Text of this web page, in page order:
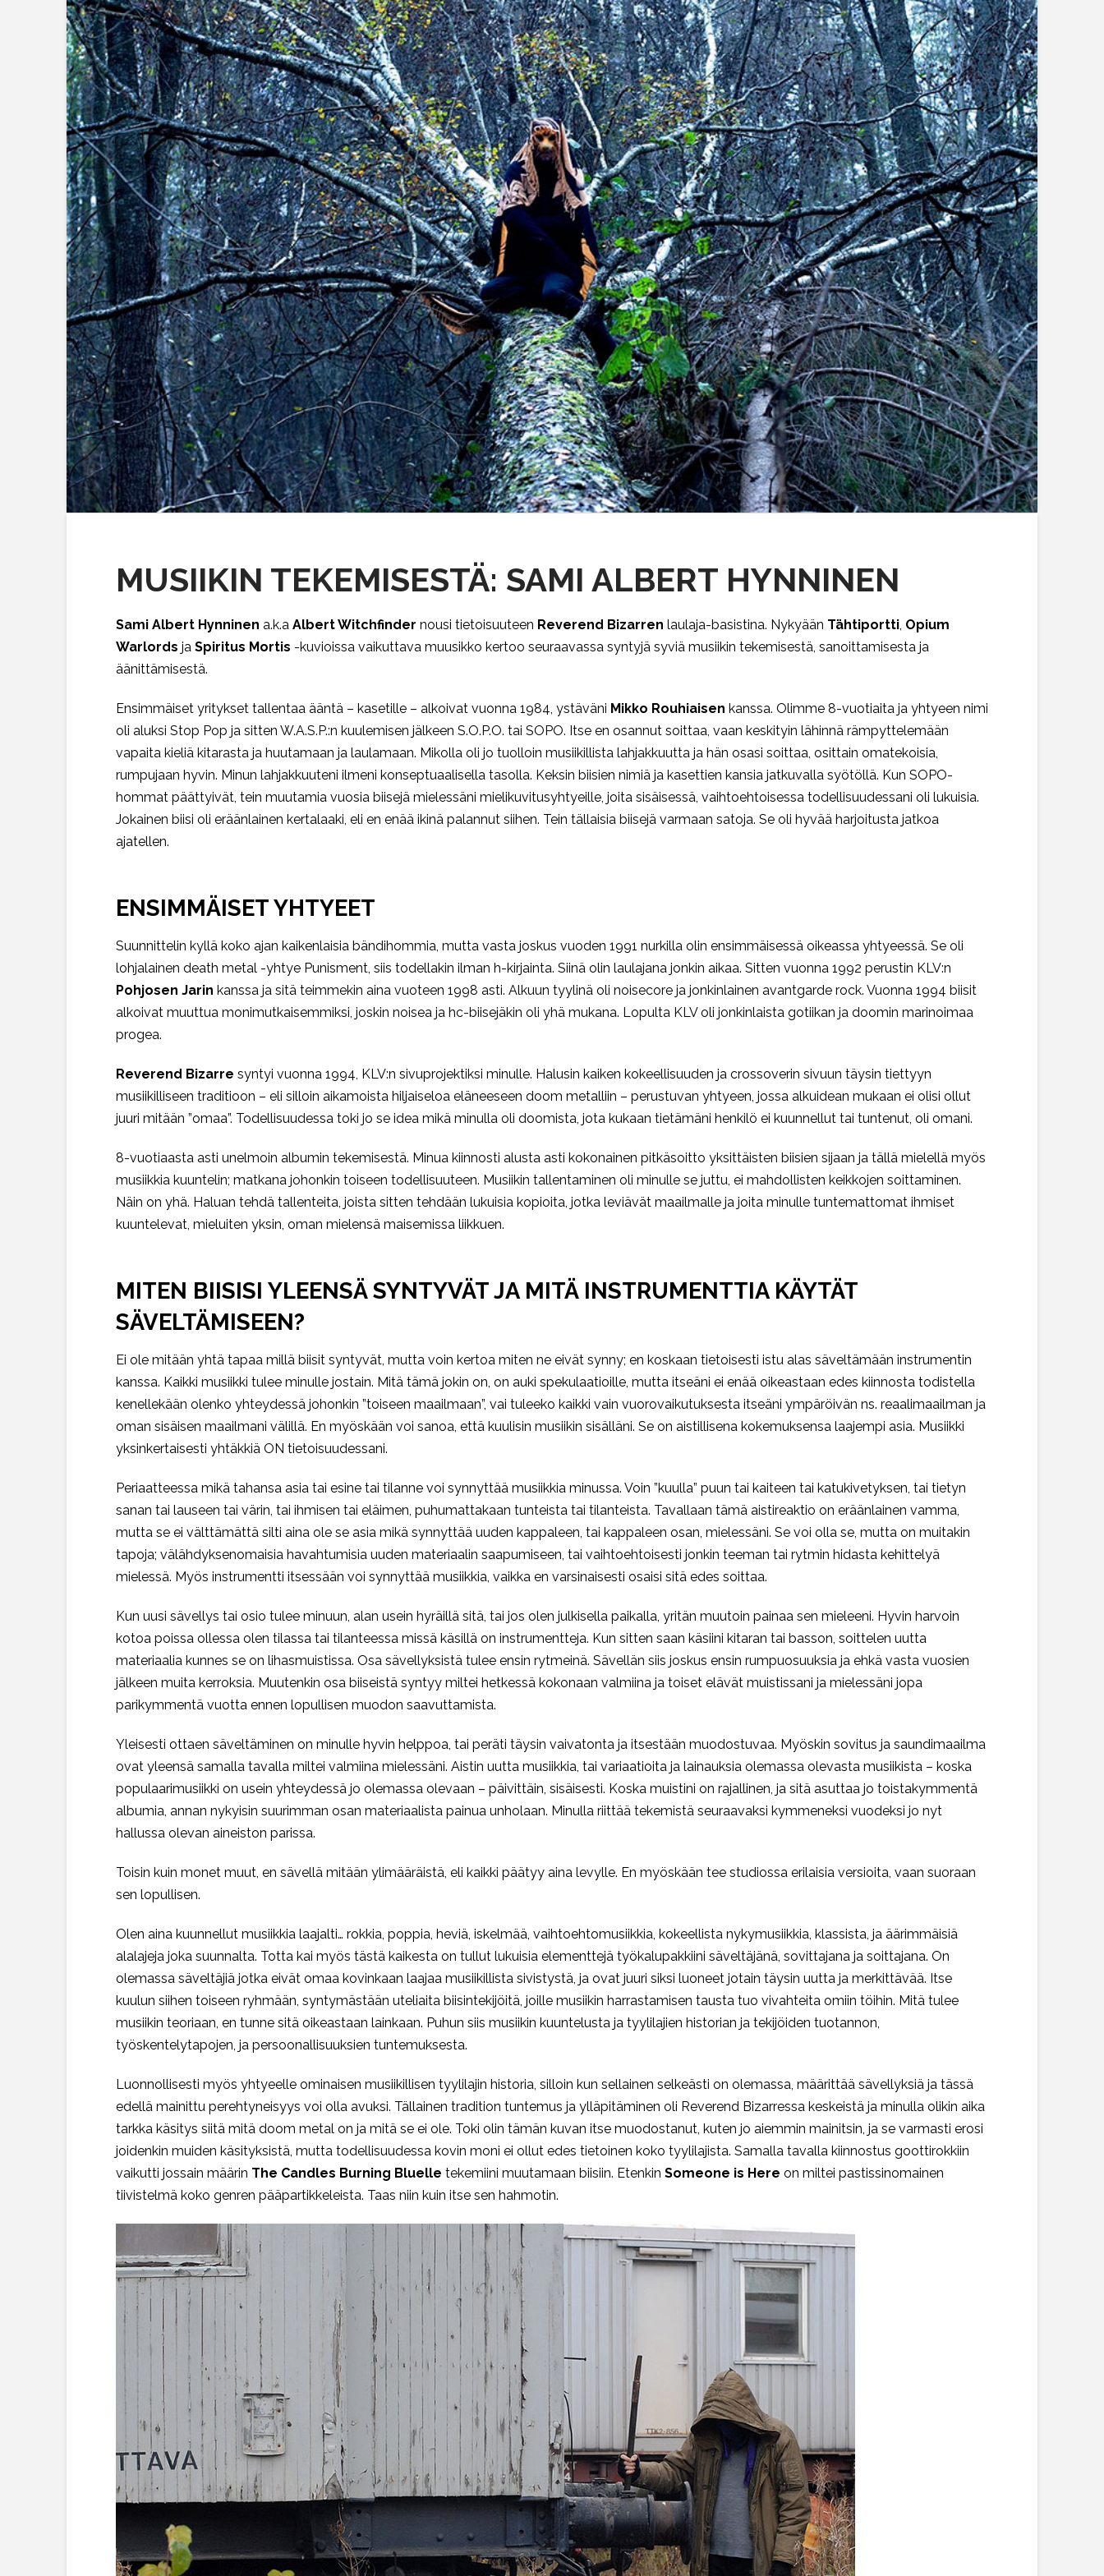
MUSIIKIN TEKEMISESTÄ: SAMI ALBERT HYNNINEN
Sami Albert Hynninen a.k.a Albert Witchfinder nousi tietoisuuteen Reverend Bizarren laulaja-basistina. Nykyään Tähtiportti, Opium
Warlords jaSpiritus Mortis -kuvioissa vaikuttava muusikko kertoo seuraavassa syntyjä syviä musiikin tekemisestä, sanoittamisesta ja
äänittämisestä.
Ensimmäiset yritykset tallentaa ääntä – kasetille – alkoivat vuonna 1984, ystäväni Mikko Rouhiaisen kanssa. Olimme 8-vuotiaita ja yhtyeen nimi
oli aluksi Stop Pop ja sitten W.A.S.P.:n kuulemisen jälkeen S.O.P.O. tai SOPO. Itse en osannut soittaa, vaan keskityin lähinnä rämpyttelemään
vapaita kieliä kitarasta ja huutamaan ja laulamaan. Mikolla oli jo tuolloin musiikillista lahjakkuutta ja hän osasi soittaa, osittain omatekoisia,
rumpujaan hyvin. Minun lahjakkuuteni ilmeni konseptuaalisella tasolla. Keksin biisien nimiä ja kasettien kansia jatkuvalla syötöllä. Kun SOPO-
hommat päättyivät, tein muutamia vuosia biisejä mielessäni mielikuvitusyhtyeille, joita sisäisessä, vaihtoehtoisessa todellisuudessani oli lukuisia.
Jokainen biisi oli eräänlainen kertalaaki, eli en enää ikinä palannut siihen. Tein tällaisia biisejä varmaan satoja. Se oli hyvää harjoitusta jatkoa
ajatellen.
ENSIMMÄISET YHTYEET
Suunnittelin kyllä koko ajan kaikenlaisia bändihommia, mutta vasta joskus vuoden 1991 nurkilla olin ensimmäisessä oikeassa yhtyeessä. Se oli
lohjalainen death metal -yhtye Punisment, siis todellakin ilman h-kirjainta. Siinä olin laulajana jonkin aikaa. Sitten vuonna 1992 perustin KLV:n
Pohjosen Jarin kanssa ja sitä teimmekin aina vuoteen 1998 asti. Alkuun tyylinä oli noisecore ja jonkinlainen avantgarde rock. Vuonna 1994 biisit
alkoivat muuttua monimutkaisemmiksi, joskin noisea ja hc-biisejäkin oli yhä mukana. Lopulta KLV oli jonkinlaista gotiikan ja doomin marinoimaa
progea.
Reverend Bizarre syntyi vuonna 1994, KLV:n sivuprojektiksi minulle. Halusin kaiken kokeellisuuden ja crossoverin sivuun täysin tiettyyn
musiikilliseen traditioon – eli silloin aikamoista hiljaiseloa eläneeseen doom metalliin – perustuvan yhtyeen, jossa alkuidean mukaan ei olisi ollut
juuri mitään ”omaa”. Todellisuudessa toki jo se idea mikä minulla oli doomista, jota kukaan tietämäni henkilö ei kuunnellut tai tuntenut, oli omani.
8-vuotiaasta asti unelmoin albumin tekemisestä. Minua kiinnosti alusta asti kokonainen pitkäsoitto yksittäisten biisien sijaan ja tällä mielellä myös
musiikkia kuuntelin; matkana johonkin toiseen todellisuuteen. Musiikin tallentaminen oli minulle se juttu, ei mahdollisten keikkojen soittaminen.
Näin on yhä. Haluan tehdä tallenteita, joista sitten tehdään lukuisia kopioita, jotka leviävät maailmalle ja joita minulle tuntemattomat ihmiset
kuuntelevat, mieluiten yksin, oman mielensä maisemissa liikkuen.
MITEN BIISISI YLEENSÄ SYNTYVÄT JA MITÄ INSTRUMENTTIA KÄYTÄT
SÄVELTÄMISEEN?
Ei ole mitään yhtä tapaa millä biisit syntyvät, mutta voin kertoa miten ne eivät synny; en koskaan tietoisesti istu alas säveltämään instrumentin
kanssa. Kaikki musiikki tulee minulle jostain. Mitä tämä jokin on, on auki spekulaatioille, mutta itseäni ei enää oikeastaan edes kiinnosta todistella
kenellekään olenko yhteydessä johonkin ”toiseen maailmaan”, vai tuleeko kaikki vain vuorovaikutuksesta itseäni ympäröivän ns. reaalimaailman ja
oman sisäisen maailmani välillä. En myöskään voi sanoa, että kuulisin musiikin sisälläni. Se on aistillisena kokemuksensa laajempi asia. Musiikki
yksinkertaisesti yhtäkkiä ON tietoisuudessani.
Periaatteessa mikä tahansa asia tai esine tai tilanne voi synnyttää musiikkia minussa. Voin ”kuulla” puun tai kaiteen tai katukivetyksen, tai tietyn
sanan tai lauseen tai värin, tai ihmisen tai eläimen, puhumattakaan tunteista tai tilanteista. Tavallaan tämä aistireaktio on eräänlainen vamma,
mutta se ei välttämättä silti aina ole se asia mikä synnyttää uuden kappaleen, tai kappaleen osan, mielessäni. Se voi olla se, mutta on muitakin
tapoja; välähdyksenomaisia havahtumisia uuden materiaalin saapumiseen, tai vaihtoehtoisesti jonkin teeman tai rytmin hidasta kehittelyä
mielessä. Myös instrumentti itsessään voi synnyttää musiikkia, vaikka en varsinaisesti osaisi sitä edes soittaa.
Kun uusi sävellys tai osio tulee minuun, alan usein hyräillä sitä, tai jos olen julkisella paikalla, yritän muutoin painaa sen mieleeni. Hyvin harvoin
kotoa poissa ollessa olen tilassa tai tilanteessa missä käsillä on instrumentteja. Kun sitten saan käsiini kitaran tai basson, soittelen uutta
materiaalia kunnes se on lihasmuistissa. Osa sävellyksistä tulee ensin rytmeinä. Sävellän siis joskus ensin rumpuosuuksia ja ehkä vasta vuosien
jälkeen muita kerroksia. Muutenkin osa biiseistä syntyy miltei hetkessä kokonaan valmiina ja toiset elävät muistissani ja mielessäni jopa
parikymmentä vuotta ennen lopullisen muodon saavuttamista.
Yleisesti ottaen säveltäminen on minulle hyvin helppoa, tai peräti täysin vaivatonta ja itsestään muodostuvaa. Myöskin sovitus ja saundimaailma
ovat yleensä samalla tavalla miltei valmiina mielessäni. Aistin uutta musiikkia, tai variaatioita ja lainauksia olemassa olevasta musiikista – koska
populaarimusiikki on usein yhteydessä jo olemassa olevaan – päivittäin, sisäisesti. Koska muistini on rajallinen, ja sitä asuttaa jo toistakymmentä
albumia, annan nykyisin suurimman osan materiaalista painua unholaan. Minulla riittää tekemistä seuraavaksi kymmeneksi vuodeksi jo nyt
hallussa olevan aineiston parissa.
Toisin kuin monet muut, en sävellä mitään ylimääräistä, eli kaikki päätyy aina levylle. En myöskään tee studiossa erilaisia versioita, vaan suoraan
sen lopullisen.
Olen aina kuunnellut musiikkia laajalti… rokkia, poppia, heviä, iskelmää, vaihtoehtomusiikkia, kokeellista nykymusiikkia, klassista, ja äärimmäisiä
alalajeja joka suunnalta. Totta kai myös tästä kaikesta on tullut lukuisia elementtejä työkalupakkiini säveltäjänä, sovittajana ja soittajana. On
olemassa säveltäjiä jotka eivät omaa kovinkaan laajaa musiikillista sivistystä, ja ovat juuri siksi luoneet jotain täysin uutta ja merkittävää. Itse
kuulun siihen toiseen ryhmään, syntymästään uteliaita biisintekijöitä, joille musiikin harrastamisen tausta tuo vivahteita omiin töihin. Mitä tulee
musiikin teoriaan, en tunne sitä oikeastaan lainkaan. Puhun siis musiikin kuuntelusta ja tyylilajien historian ja tekijöiden tuotannon,
työskentelytapojen, ja persoonallisuuksien tuntemuksesta.
Luonnollisesti myös yhtyeelle ominaisen musiikillisen tyylilajin historia, silloin kun sellainen selkeästi on olemassa, määrittää sävellyksiä ja tässä
edellä mainittu perehtyneisyys voi olla avuksi. Tällainen tradition tuntemus ja ylläpitäminen oli Reverend Bizarressa keskeistä ja minulla olikin aika
tarkka käsitys siitä mitä doom metal on ja mitä se ei ole. Toki olin tämän kuvan itse muodostanut, kuten jo aiemmin mainitsin, ja se varmasti erosi
joidenkin muiden käsityksistä, mutta todellisuudessa kovin moni ei ollut edes tietoinen koko tyylilajista. Samalla tavalla kiinnostus goottirokkiin
vaikutti jossain määrin The Candles Burning Bluelle tekemiini muutamaan biisiin. Etenkin Someone is Here on miltei pastissinomainen
tiivistelmä koko genren pääpartikkeleista. Taas niin kuin itse sen hahmotin.